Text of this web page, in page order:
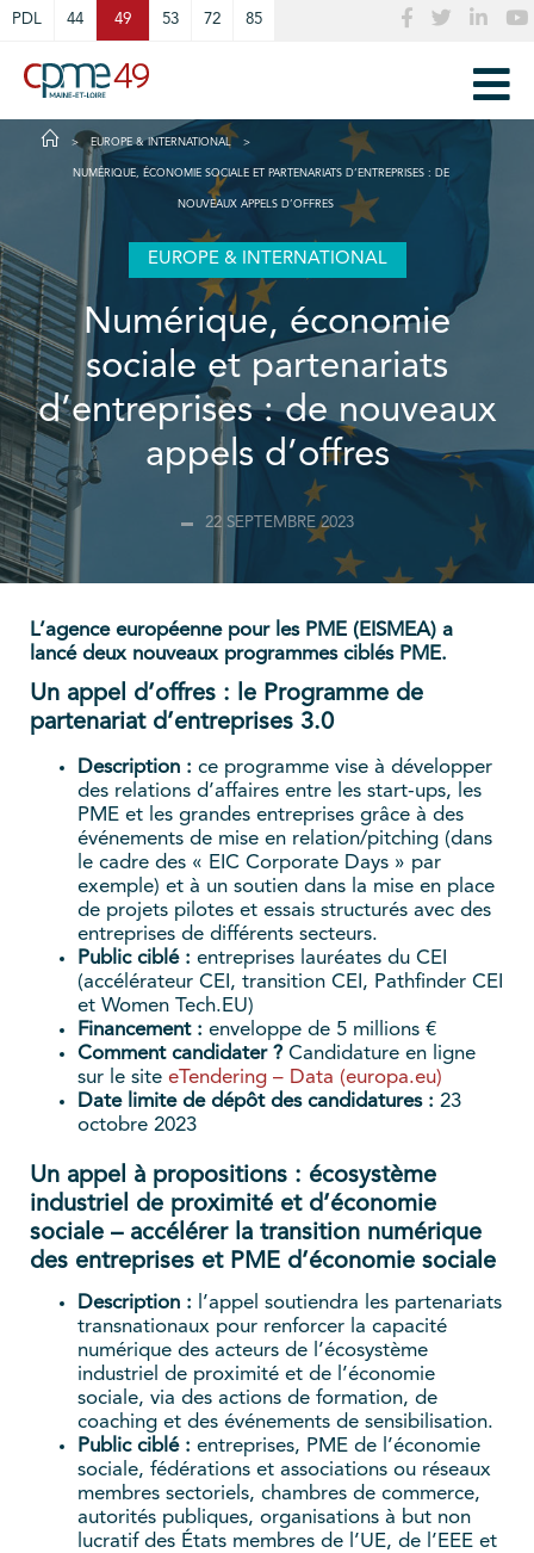
PDL 44 49 53 72 85
EUROPE & INTERNATIONAL
NUMÉRIQUE, ÉCONOMIE SOCIALE ET PARTENARIATS D’ENTREPRISES : DE
NOUVEAUX APPELS D’OFFRES
EUROPE & INTERNATIONAL
Numérique, économie
sociale et partenariats
d’entreprises : de nouveaux
appels d’offres
22 SEPTEMBRE 2023
L’agence européenne pour les PME (EISMEA) a
lancé deux nouveaux programmes ciblés PME.
Un appel d’offres : le Programme de
partenariat d’entreprises 3.0
Description : ce programme vise à développer
des relations d’affaires entre les start-ups, les
PME et les grandes entreprises grâce à des
événements de mise en relation/pitching (dans
le cadre des « EIC Corporate Days » par
exemple) et à un soutien dans la mise en place
de projets pilotes et essais structurés avec des
entreprises de différents secteurs.
Public ciblé : entreprises lauréates du CEI
(accélérateur CEI, transition CEI, Pathfinder CEI
et Women Tech.EU)
Financement : enveloppe de 5 millions €
Comment candidater ? Candidature en ligne
sur le site eTendering – Data (europa.eu)
Date limite de dépôt des candidatures : 23
octobre 2023
Un appel à propositions : écosystème
industriel de proximité et d’économie
sociale – accélérer la transition numérique
des entreprises et PME d’économie sociale
Description : l’appel soutiendra les partenariats
transnationaux pour renforcer la capacité
numérique des acteurs de l’écosystème
industriel de proximité et de l’économie
sociale, via des actions de formation, de
coaching et des événements de sensibilisation.
Public ciblé : entreprises, PME de l’économie
sociale, fédérations et associations ou réseaux
membres sectoriels, chambres de commerce,
autorités publiques, organisations à but non
lucratif des États membres de l’UE, de l’EEE et
Cookies management panel